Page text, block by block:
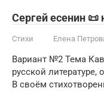
Сергей есенин 📜
Стихи Елена
Вариант №2 Тема
русской литературе,
В своём